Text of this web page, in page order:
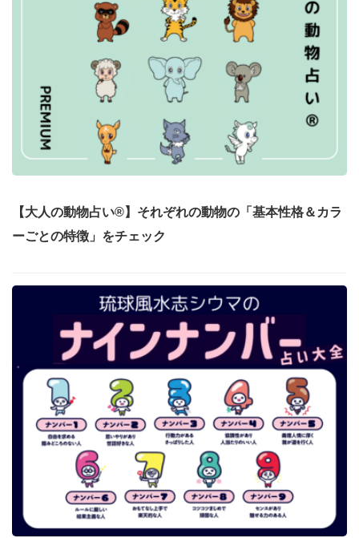
【大人の動物占い®】それぞれの動物の「基本性格＆カラ
ーごとの特徴」をチェック